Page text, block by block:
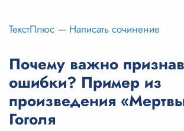
Цены
Вход
Вход с Telegram
ТекстПлюс — Написать сочинение
Почему важно
ошибки? Пример из
произведения
Гоголя